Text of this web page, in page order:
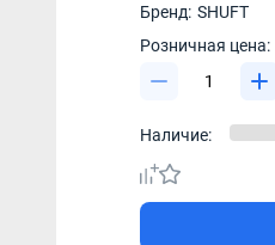
Бренд: SHUFT
Розничная цена:
Наличие: